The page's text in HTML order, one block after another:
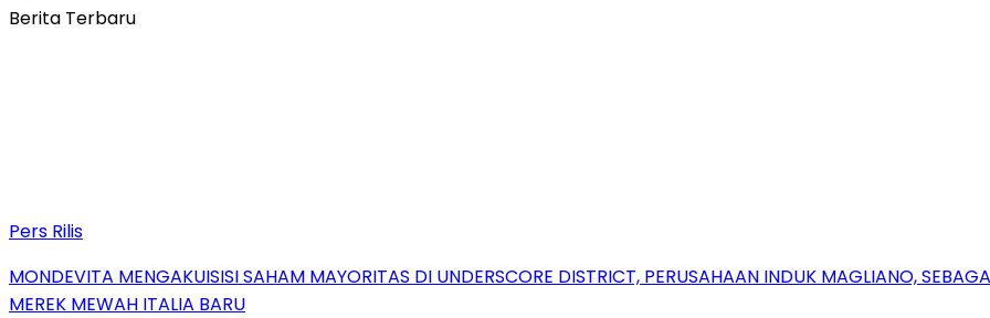
Berita Terbaru
Pers Rilis
MONDEVITA MENGAKUISISI SAHAM MAYORITAS DI UNDERSCORE DISTRICT, PERUSAHAAN INDUK MAGLIANO,
MEREK MEWAH ITALIA BARU